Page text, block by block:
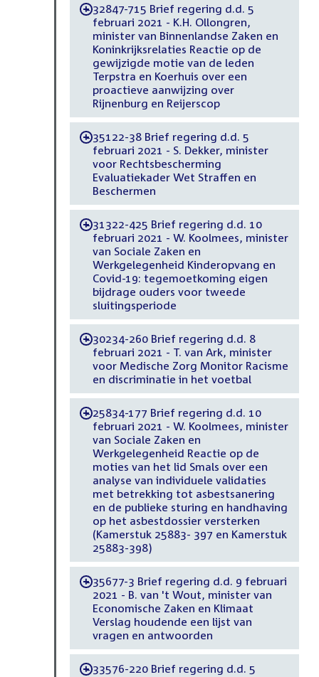
-32847-715 Brief regering d.d. 5
februari 2021 - K.H. Ollongren,
minister van Binnenlandse Zaken en
Koninkrijksrelaties Reactie op de
gewijzigde motie van de leden
Terpstra en Koerhuis over een
proactieve aanwijzing over
Rijnenburg en Reijerscop
-35122-38 Brief regering d.d. 5
februari 2021 - S. Dekker, minister
voor Rechtsbescherming
Evaluatiekader Wet Straffen en
Beschermen
-31322-425 Brief regering d.d. 10
februari 2021 - W. Koolmees, minister
van Sociale Zaken en
Werkgelegenheid Kinderopvang en
Covid-19: tegemoetkoming eigen
bijdrage ouders voor tweede
sluitingsperiode
-30234-260 Brief regering d.d. 8
februari 2021 - T. van Ark, minister
voor Medische Zorg Monitor Racisme
en discriminatie in het voetbal
-25834-177 Brief regering d.d. 10
februari 2021 - W. Koolmees, minister
van Sociale Zaken en
Werkgelegenheid Reactie op de
moties van het lid Smals over een
analyse van individuele validaties
met betrekking tot asbestsanering
en de publieke sturing en handhaving
op het asbestdossier versterken
(Kamerstuk 25883- 397 en Kamerstuk
25883-398)
-35677-3 Brief regering d.d. 9 februari
2021 - B. van 't Wout, minister van
Economische Zaken en Klimaat
Verslag houdende een lijst van
vragen en antwoorden
-33576-220 Brief regering d.d. 5